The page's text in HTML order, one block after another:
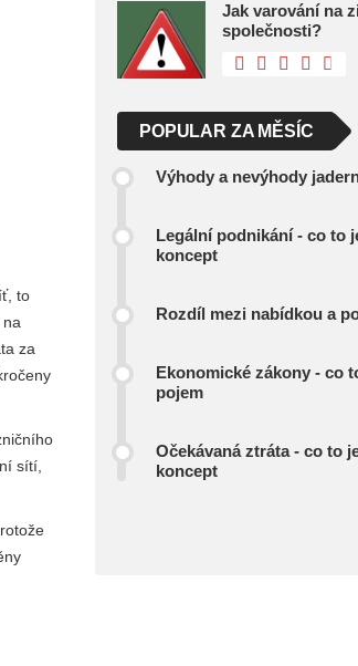
to
za
sítí,
Jak varování na
společnosti?
POPULAR ZA MĚSÍC
Výhody a nevýhody
Legální podnikání - co to
koncept
Rozdíl mezi nabídkou a
Ekonomické zákony - co
pojem
Očekávaná ztráta - co to
koncept